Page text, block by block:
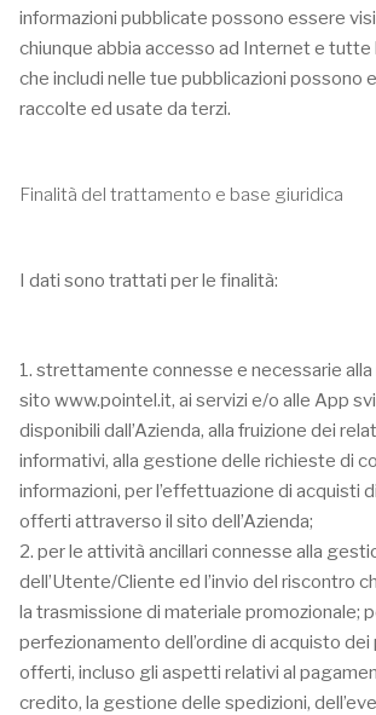
informazioni pubblicate possono essere
chiunque abbia accesso ad Internet e tutte
che includi nelle tue pubblicazioni possono
raccolte ed usate da terzi.
Finalità del trattamento e base giuridica
I dati sono trattati per le finalità:
1. strettamente connesse e necessarie
sito www.pointel.it, ai servizi e/o alle App
disponibili dall’Azienda, alla fruizione dei
informativi, alla gestione delle richieste di
informazioni, per l’effettuazione di acquisti
offerti attraverso il sito dell’Azienda;
2. per le attività ancillari connesse alla
dell’Utente/Cliente ed l’invio del riscontro
la trasmissione di materiale promozionale;
perfezionamento dell’ordine di acquisto
offerti, incluso gli aspetti relativi al
credito, la gestione delle spedizioni,